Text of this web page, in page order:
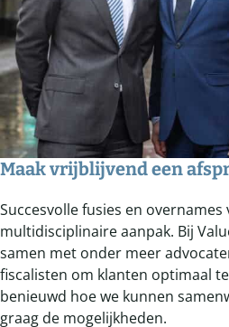
Maak vrijblijvend een
Succesvolle fusies en overnames
multidisciplinaire aanpak. Bij
samen met onder meer
fiscalisten om klanten optimaal
benieuwd hoe we kunnen
graag de mogelijkheden.